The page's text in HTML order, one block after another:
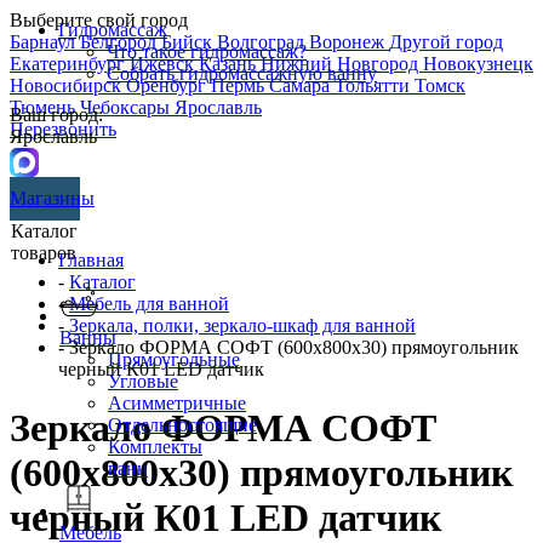
Выберите свой город
БарнаулБелгородБийск ВолгоградВоронеж Другой город
ЕкатеринбургИжевскКазаньНижний Новгород Новокузнецк
НовосибирскОренбургПермьСамараТольятти Томск
ТюменьЧебоксары Ярославль
Перезвонить
Гидромассаж
Что такое гидромассаж?
Собрать гидромассажную ванну
Ваш город:
Ярославль
Магазины
Каталог
товаров
Ванны
Прямоугольные
Угловые
Асимметричные
Отдельностоящие
Комплекты
ванн
Мебель
Главная
- Каталог
-Мебель для ванной
- Зеркала, полки, зеркало-шкаф для ванной
- Зеркало ФОРМА СОФТ (600х800х30) прямоугольник
черный К01 LED датчик
Зеркало ФОРМА СОФТ
(600х800х30) прямоугольник
черный К01 LED датчик